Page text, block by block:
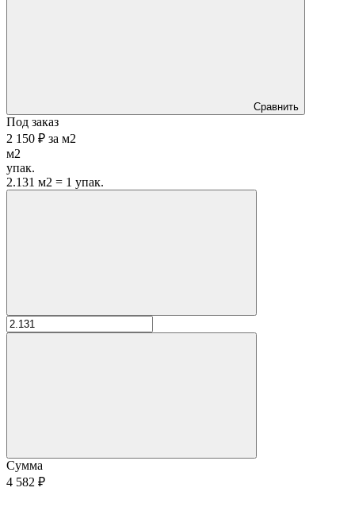
Сравнить
Под заказ
2 150 ₽ за м2
м2
упак.
2.131 м2 = 1 упак.
Сумма
4 582 ₽